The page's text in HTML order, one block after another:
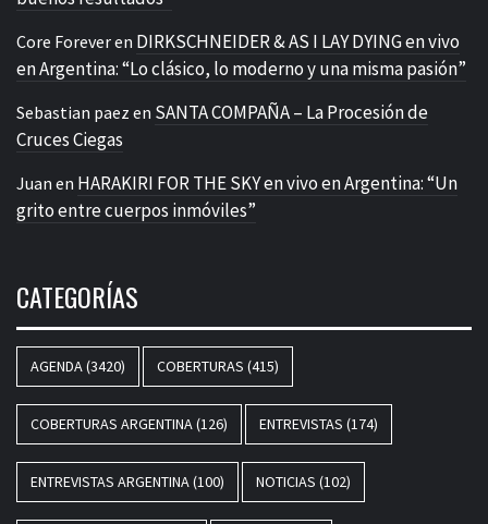
Core Foreveren DIRKSCHNEIDER & AS I LAY DYING en vivo
en Argentina: “Lo clásico, lo moderno y una misma pasión”
Sebastian paez en SANTA COMPAÑA – La Procesión de
Cruces Ciegas
Juan en HARAKIRI FOR THE SKY en vivo en Argentina: “Un
grito entre cuerpos inmóviles”
CATEGORÍAS
AGENDA(3420) COBERTURAS (415)
COBERTURAS ARGENTINA(126) ENTREVISTAS (174)
ENTREVISTAS ARGENTINA(100) NOTICIAS (102)